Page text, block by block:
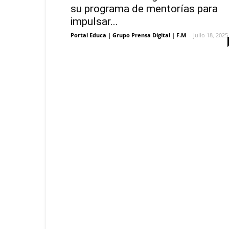
su programa de mentorías para
impulsar...
Portal Educa | Grupo Prensa Digital | F.M - julio 18, 2025